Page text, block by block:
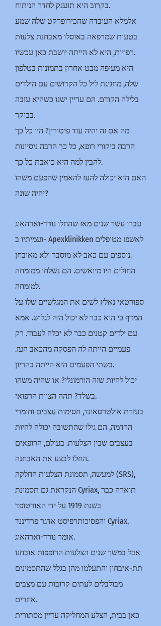
בקרוב היא תוענק לחדר הניתוח.
אלמלא העובדה שהכירופרקט שלה שמע
בטעות שמרפאה באוסלו מאבחנת צלעות
רפויות, היא לא הייתה יושבת כאן עכשיו.
היא מעיפה מבט אחרון בתמונות בטלפון
שלה, מחגיגת ליל כל הקדושים עם הילדים
בלילה הקודם. הם עדיין ישנו כשהיא עזבה
בבוקר.
מה אם זה יהיה עוד פיטורין? היו כל כך
הרבה ביקורי רופא, כל כך הרבה ניסיונות
להבין למה היא כואבת כל כך.
האם היא יכולה להעז להאמין שהפעם משהו
יהיה שונה?
עברו עשר שנים מאז שהחלו נורד-וארהאוג
ועמיתיו ב- Apexklinikken לאשפז מטופלים
נוספים עם כאב לא מוסבר ולא מאובחן.
החולים היו מיואשים. הם נשלחו ממומחה
למומחה.
ספורטאי נאלץ לשים את המגלשיים שלו על
המדף כי הוא כבר לא יכול היה לגלוש. אמא
עם ילדים קטנים כבר לא יכלה לעבוד. רק
פעמיים הייתה לה הפסקה מהכאב העז.
בשתי הפעמים היא הייתה בהריון.
יכול להיות שזה הורמונלי? או שהיה משהו
בשלד? תהה הצוות הרפואי.
בעזרת אולטרסאונד, חסימות עצבים וחומרי
הרדמה, הם גילו שהתשובה יכולה להיות
בעצבים שבין הצלעות. בעולם, הרופאים
החלו לבצע את האבחנה.
למעשה, תסמונת הצלעות החלקה (SRS),
הנקראת גם תסמונת Cyriax, תוארה כבר
בשנת 1919 על ידי האורטופד
והפסיכותרפיסט אדגר פרדיננד Cyriax,
אומר נורד-וארהאוג.
אבל במשך שנים הצלעות הרופפות אובחנו
תת-איבחון והתעלמו מהן בגלל שהתסמינים
מבולבלים לעתים קרובות עם מצבים
אחרים.
כאן בבית, הצלע המחליקה עדיין מסתורית